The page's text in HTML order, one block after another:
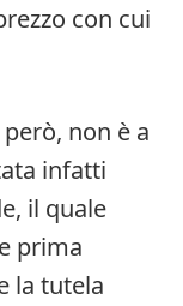
con cui
però, non è a
infatti
il quale
prima
la tutela